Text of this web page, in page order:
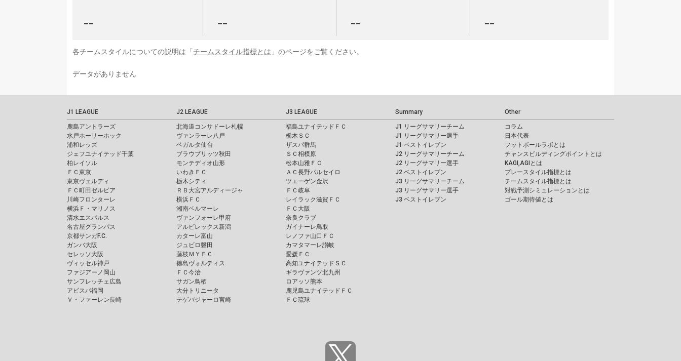
-- -- -- --
各チームスタイルについての説明は「 チームスタイル指標とは 」のページをご覧ください。
データがありません
J1 LEAGUE
鹿島アントラーズ
水戸ホーリーホック
浦和レッズ
ジェフユナイテッド千葉
柏レイソル
ＦＣ東京
東京ヴェルディ
ＦＣ町田ゼルビア
川崎フロンターレ
横浜Ｆ・マリノス
清水エスパルス
名古屋グランパス
京都サンガF.C.
ガンバ大阪
セレッソ大阪
ヴィッセル神戸
ファジアーノ岡山
サンフレッチェ広島
アビスパ福岡
Ｖ・ファーレン長崎
J2 LEAGUE
北海道コンサドーレ札幌
ヴァンラーレ八戸
ベガルタ仙台
ブラウブリッツ秋田
モンテディオ山形
いわきＦＣ
栃木シティ
ＲＢ大宮アルディージャ
横浜ＦＣ
湘南ベルマーレ
ヴァンフォーレ甲府
アルビレックス新潟
カターレ富山
ジュビロ磐田
藤枝ＭＹＦＣ
徳島ヴォルティス
ＦＣ今治
サガン鳥栖
大分トリニータ
テゲバジャーロ宮崎
J3 LEAGUE
福島ユナイテッドＦＣ
栃木ＳＣ
ザスパ群馬
ＳＣ相模原
松本山雅ＦＣ
ＡＣ長野パルセイロ
ツエーゲン金沢
ＦＣ岐阜
レイラック滋賀ＦＣ
ＦＣ大阪
奈良クラブ
ガイナーレ鳥取
レノファ山口ＦＣ
カマタマーレ讃岐
愛媛ＦＣ
高知ユナイテッドＳＣ
ギラヴァンツ北九州
ロアッソ熊本
鹿児島ユナイテッドＦＣ
ＦＣ琉球
Summary
J1 リーグサマリーチーム
J1 リーグサマリー選手
J1 ベストイレブン
J2 リーグサマリーチーム
J2 リーグサマリー選手
J2 ベストイレブン
J3 リーグサマリーチーム
J3 リーグサマリー選手
J3 ベストイレブン
Other
コラム
日本代表
フットボールラボとは
チャンスビルディングポイントとは
KAGI,AGIとは
プレースタイル指標とは
チームスタイル指標とは
対戦予測シミュレーションとは
ゴール期待値とは